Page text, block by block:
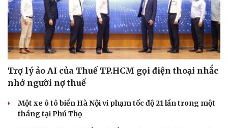
Trợ lý ảo AI của Thuế TP.HCM gọi điện thoại nhắc
nhở người nợ thuế
Một xe ô tô biển Hà Nội vi phạm tốc độ 21 lần trong một
tháng tại Phú Thọ